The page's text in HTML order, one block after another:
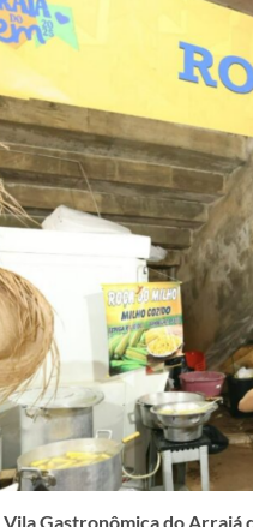
Vila Gastronômica do Arraiá